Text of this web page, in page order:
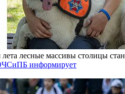
лесные массивы столицы
информирует